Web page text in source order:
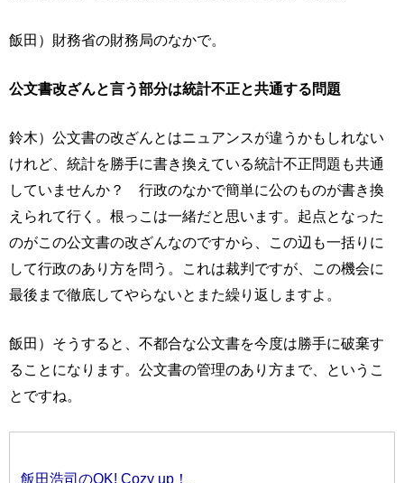
飯田）財務省の財務局のなかで。
公文書改ざんと言う部分は統計不正と共通する問題
鈴木）公文書の改ざんとはニュアンスが違うかもしれない
けれど、統計を勝手に書き換えている統計不正問題も共通
していませんか？ 行政のなかで簡単に公のものが書き換
えられて行く。根っこは一緒だと思います。起点となった
のがこの公文書の改ざんなのですから、この辺も一括りに
して行政のあり方を問う。これは裁判ですが、この機会に
最後まで徹底してやらないとまた繰り返しますよ。
飯田）そうすると、不都合な公文書を今度は勝手に破棄す
ることになります。公文書の管理のあり方まで、というこ
とですね。
飯田浩司のOK! Cozy up！